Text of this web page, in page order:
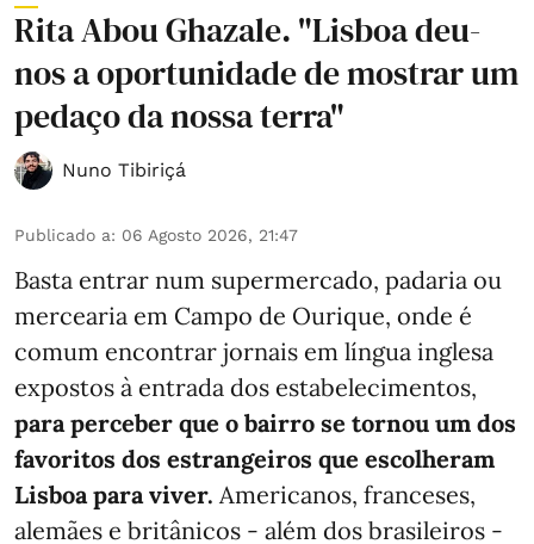
Rita Abou Ghazale. "Lisboa deu-
nos a oportunidade de mostrar um
pedaço da nossa terra"
Nuno Tibiriçá
Publicado a: 06 Agosto 2026, 21:47
Basta entrar num supermercado, padaria ou
mercearia em Campo de Ourique, onde é
comum encontrar jornais em língua inglesa
expostos à entrada dos estabelecimentos,
para perceber que o bairro se tornou um dos
favoritos dos estrangeiros que escolheram
Lisboa para viver. Americanos, franceses,
alemães e britânicos - além dos brasileiros -